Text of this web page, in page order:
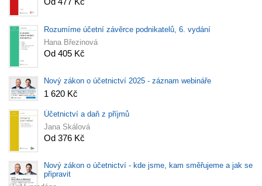
Rozumíme účetní závěrce podnikatelů, 6. vydání
Hana Březinová
Od 405 Kč
Nový zákon o účetnictví 2025 - záznam webináře
1 620 Kč
Účetnictví a daň z příjmů
Jana Skálová
Od 376 Kč
Nový zákon o účetnictví - kde jsme, kam směřujeme a jak se
připravit